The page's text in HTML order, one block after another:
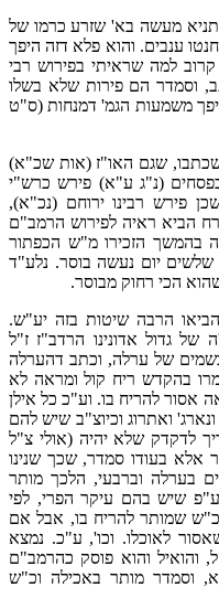
מעשה בא' שזרע כרמו של
ענבים. והוא פלא דזה היפך
למה שראיתי בפירוש רבי
וסמדר הם פירות שלא בשלו
משמעות הגמ' דמנחות (ס"ט
שגם האו"ז (אות שכ"א)
(נ"ג ע"א) פירש כרש"י
פירש רבינו ירוחם (נכ"א),
הביא ראיה לפירוש הרמב"ם
בהמשך הזכירו מ"ש הכפתור
יום נעשה בוסר. נלע"ד
הכי רחוק מבוסר.
הרבה שיטות בזה יע"ש.
של גדול אדונינו הרדב"ז ז"ל
של ערלה, וכתב דהערלה
בהקדש ריח קול ומראה לא
אסור להריח בו. וע"כ כל אילן
ונארג' ואתרוג וכיוצ"ב שיש להם
לדקדק שלא יהיה (אולי צ"ל
אלא בעודו סמדר, שכך שנינו
בערלה וברבעי, הלכך מותר
שיש בהם עיקר הפרי, לפי
כ"ש שמותר להריח בו, אבל אם
לאוכלו. וכו', ע"כ. נמצא
והואיל והוא פוסק כהרמב"ם
וסמדר מותר באכילה וכ"ש